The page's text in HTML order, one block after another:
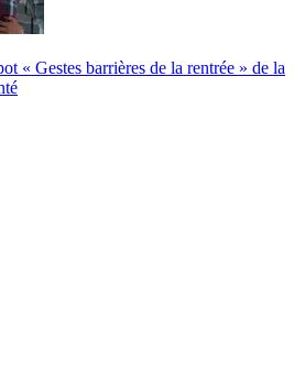
« Gestes barrières de la rentrée » de la